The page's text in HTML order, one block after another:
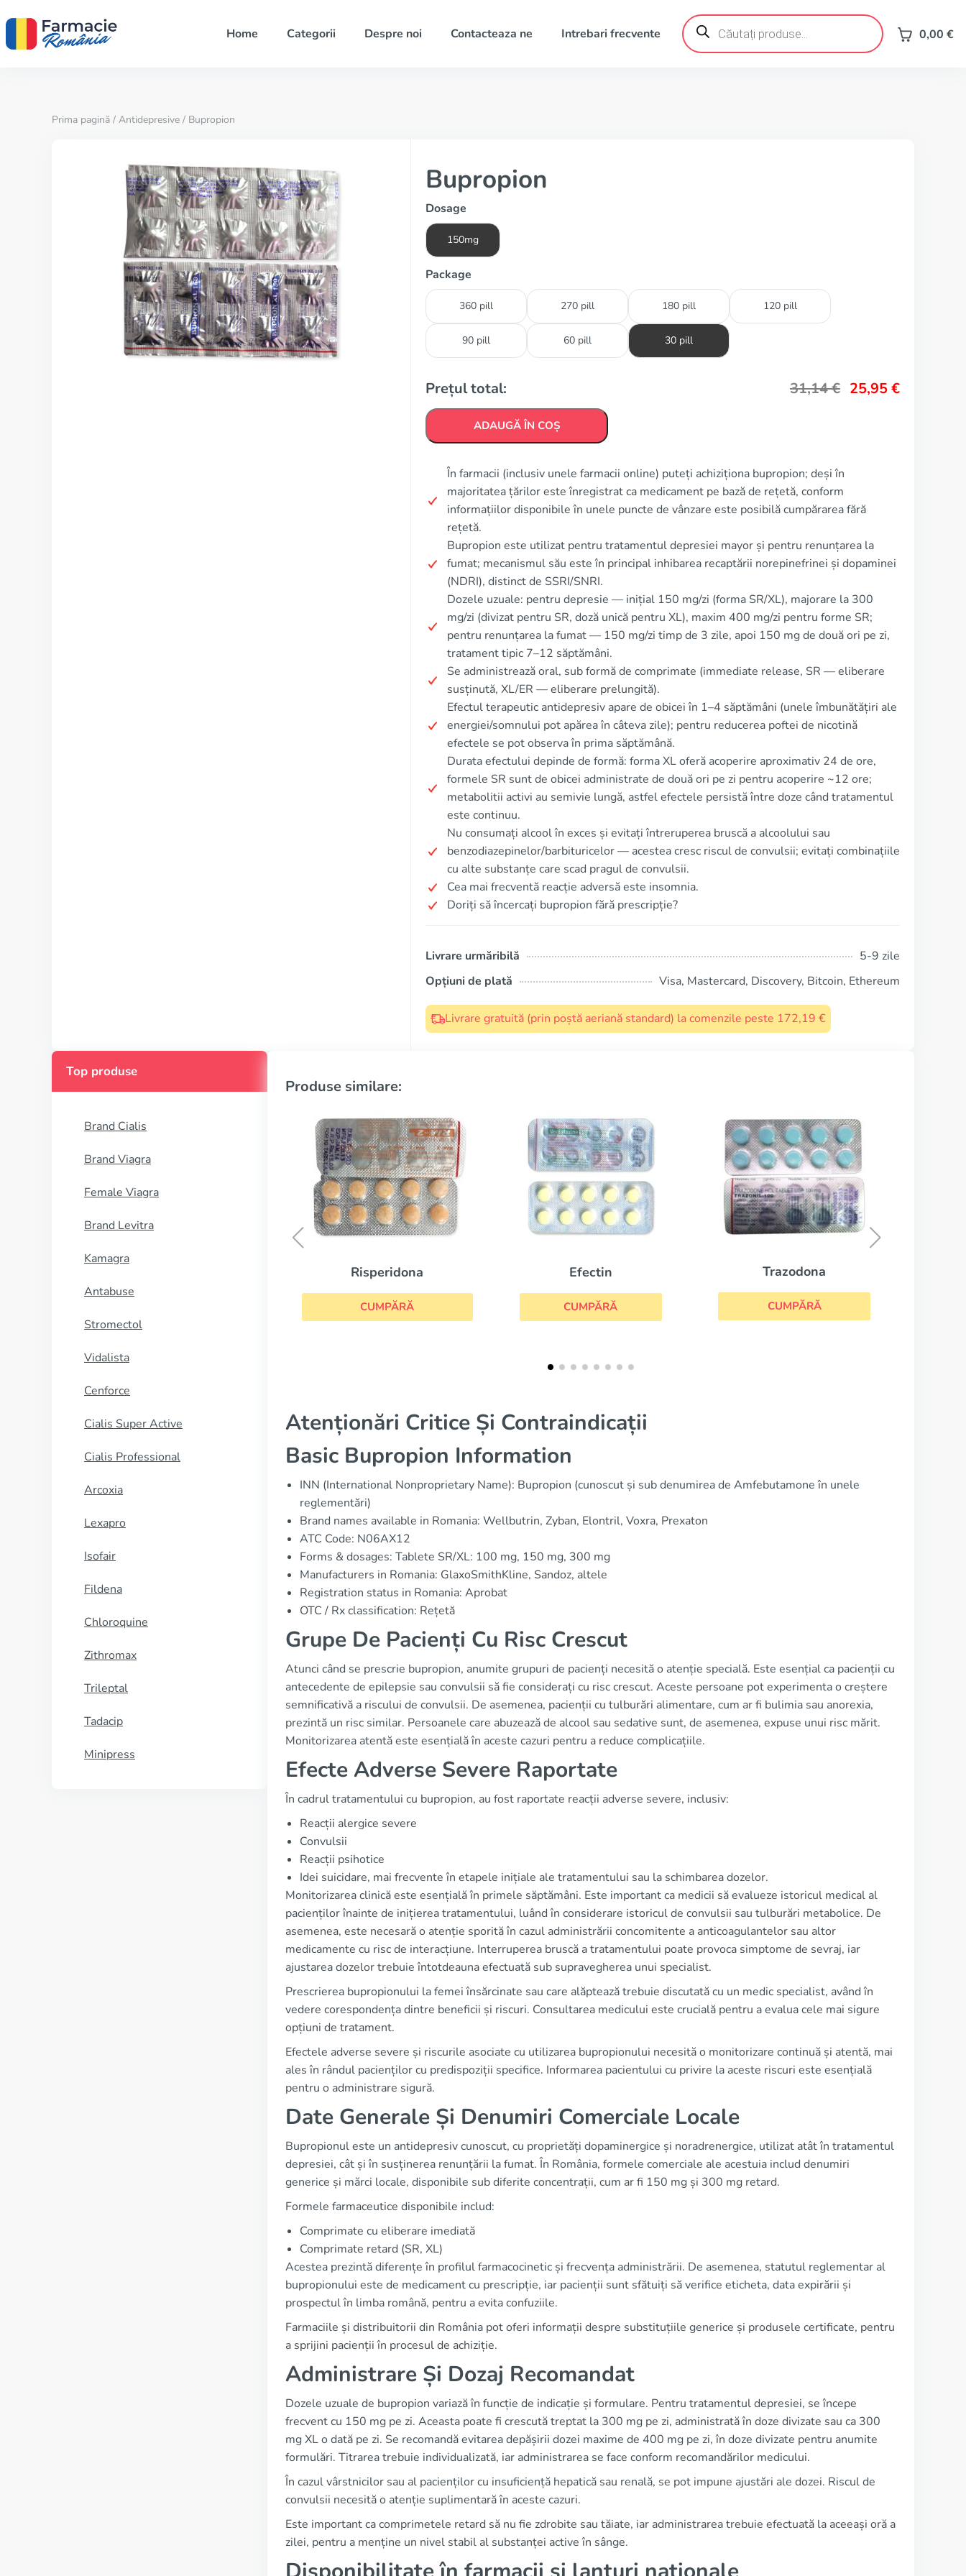
Home Categorii Despre noi Contacteaza ne Intrebari frecvente
Products
search 0,00 €
Prima pagină / Antidepresive / Bupropion
Bupropion
Dosage
150mg
Package
360 pill 270 pill 180 pill 120 pill
90 pill 60 pill 30 pill
Prețul total: 31,14€ 25,95€
ADAUGĂ ÎN COȘ
În farmacii (inclusiv unele farmacii online) puteți achiziționa bupropion; deși în
majoritatea țărilor este înregistrat ca medicament pe bază de rețetă, conform
informațiilor disponibile în unele puncte de vânzare este posibilă cumpărarea fără
rețetă.
Bupropion este utilizat pentru tratamentul depresiei mayor și pentru renunțarea la
fumat; mecanismul său este în principal inhibarea recaptării norepinefrinei și dopaminei
(NDRI), distinct de SSRI/SNRI.
Dozele uzuale: pentru depresie — inițial 150 mg/zi (forma SR/XL), majorare la 300
mg/zi (divizat pentru SR, doză unică pentru XL), maxim 400 mg/zi pentru forme SR;
pentru renunțarea la fumat — 150 mg/zi timp de 3 zile, apoi 150 mg de două ori pe zi,
tratament tipic 7–12 săptămâni.
Se administrează oral, sub formă de comprimate (immediate release, SR — eliberare
susținută, XL/ER — eliberare prelungită).
Efectul terapeutic antidepresiv apare de obicei în 1–4 săptămâni (unele îmbunătățiri ale
energiei/somnului pot apărea în câteva zile); pentru reducerea poftei de nicotină
efectele se pot observa în prima săptămână.
Durata efectului depinde de formă: forma XL oferă acoperire aproximativ 24 de ore,
formele SR sunt de obicei administrate de două ori pe zi pentru acoperire ~12 ore;
metabolitii activi au semivie lungă, astfel efectele persistă între doze când tratamentul
este continuu.
Nu consumați alcool în exces și evitați întreruperea bruscă a alcoolului sau
benzodiazepinelor/barbituricelor — acestea cresc riscul de convulsii; evitați combinațiile
cu alte substanțe care scad pragul de convulsii.
Cea mai frecventă reacție adversă este insomnia.
Doriți să încercați bupropion fără prescripție?
Livrare urmăribilă
5-9 zile
Opțiuni de plată
Visa, Mastercard, Discovery, Bitcoin, Ethereum
Livrare gratuită (prin poștă aeriană standard) la comenzile peste 172,19 €
Top produse
Brand Cialis
Brand Viagra
Female Viagra
Brand Levitra
Kamagra
Antabuse
Stromectol
Vidalista
Cenforce
Cialis Super Active
Cialis Professional
Arcoxia
Lexapro
Isofair
Fildena
Chloroquine
Zithromax
Trileptal
Tadacip
Minipress
Produse similare:
Efectin
CUMPĂRĂ
Trazodona
CUMPĂRĂ
Aripiprazol
Atenționări Critice Și Contraindicații
Basic Bupropion Information
INN (International Nonproprietary Name): Bupropion (cunoscut și sub denumirea de Amfebutamone în unele
reglementări)
Brand names available in Romania: Wellbutrin, Zyban, Elontril, Voxra, Prexaton
ATC Code: N06AX12
Forms & dosages: Tablete SR/XL: 100 mg, 150 mg, 300 mg
Manufacturers in Romania: GlaxoSmithKline, Sandoz, altele
Registration status in Romania: Aprobat
OTC / Rx classification: Rețetă
Grupe De Pacienți Cu Risc Crescut
Atunci când se prescrie bupropion, anumite grupuri de pacienți necesită o atenție specială. Este esențial ca pacienții cu
antecedente de epilepsie sau convulsii să fie considerați cu risc crescut. Aceste persoane pot experimenta o creștere
semnificativă a riscului de convulsii. De asemenea, pacienții cu tulburări alimentare, cum ar fi bulimia sau anorexia,
prezintă un risc similar. Persoanele care abuzează de alcool sau sedative sunt, de asemenea, expuse unui risc mărit.
Monitorizarea atentă este esențială în aceste cazuri pentru a reduce complicațiile.
Efecte Adverse Severe Raportate
În cadrul tratamentului cu bupropion, au fost raportate reacții adverse severe, inclusiv:
Reacții alergice severe
Convulsii
Reacții psihotice
Idei suicidare, mai frecvente în etapele inițiale ale tratamentului sau la schimbarea dozelor.
Monitorizarea clinică este esențială în primele săptămâni. Este important ca medicii să evalueze istoricul medical al
pacienților înainte de inițierea tratamentului, luând în considerare istoricul de convulsii sau tulburări metabolice. De
asemenea, este necesară o atenție sporită în cazul administrării concomitente a anticoagulantelor sau altor
medicamente cu risc de interacțiune. Interruperea bruscă a tratamentului poate provoca simptome de sevraj, iar
ajustarea dozelor trebuie întotdeauna efectuată sub supravegherea unui specialist.
Prescrierea bupropionului la femei însărcinate sau care alăptează trebuie discutată cu un medic specialist, având în
vedere corespondența dintre beneficii și riscuri. Consultarea medicului este crucială pentru a evalua cele mai sigure
opțiuni de tratament.
Efectele adverse severe și riscurile asociate cu utilizarea bupropionului necesită o monitorizare continuă și atentă, mai
ales în rândul pacienților cu predispoziții specifice. Informarea pacientului cu privire la aceste riscuri este esențială
pentru o administrare sigură.
Date Generale Și Denumiri Comerciale Locale
Bupropionul este un antidepresiv cunoscut, cu proprietăți dopaminergice și noradrenergice, utilizat atât în tratamentul
depresiei, cât și în susținerea renunțării la fumat. În România, formele comerciale ale acestuia includ denumiri
generice și mărci locale, disponibile sub diferite concentrații, cum ar fi 150 mg și 300 mg retard.
Formele farmaceutice disponibile includ:
Comprimate cu eliberare imediată
Comprimate retard (SR, XL)
Acestea prezintă diferențe în profilul farmacocinetic și frecvența administrării. De asemenea, statutul reglementar al
bupropionului este de medicament cu prescripție, iar pacienții sunt sfătuiți să verifice eticheta, data expirării și
prospectul în limba română, pentru a evita confuziile.
Farmaciile și distribuitorii din România pot oferi informații despre substituțiile generice și produsele certificate, pentru
a sprijini pacienții în procesul de achiziție.
Administrare Și Dozaj Recomandat
Dozele uzuale de bupropion variază în funcție de indicație și formulare. Pentru tratamentul depresiei, se începe
frecvent cu 150 mg pe zi. Aceasta poate fi crescută treptat la 300 mg pe zi, administrată în doze divizate sau ca 300
mg XL o dată pe zi. Se recomandă evitarea depășirii dozei maxime de 400 mg pe zi, în doze divizate pentru anumite
formulări. Titrarea trebuie individualizată, iar administrarea se face conform recomandărilor medicului.
În cazul vârstnicilor sau al pacienților cu insuficiență hepatică sau renală, se pot impune ajustări ale dozei. Riscul de
convulsii necesită o atenție suplimentară în aceste cazuri.
Este important ca comprimetele retard să nu fie zdrobite sau tăiate, iar administrarea trebuie efectuată la aceeași oră a
zilei, pentru a menține un nivel stabil al substanței active în sânge.